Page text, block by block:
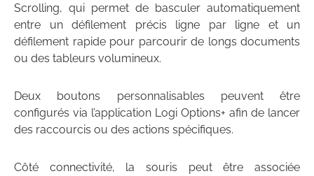
Scrolling, qui permet de basculer automatiquement
entre un défilement précis ligne par ligne et un
défilement rapide pour parcourir de longs documents
ou des tableurs volumineux.
Deux boutons personnalisables peuvent être
configurés via l’application Logi Options+ afin de lancer
des raccourcis ou des actions spécifiques.
Côté connectivité, la souris peut être associée